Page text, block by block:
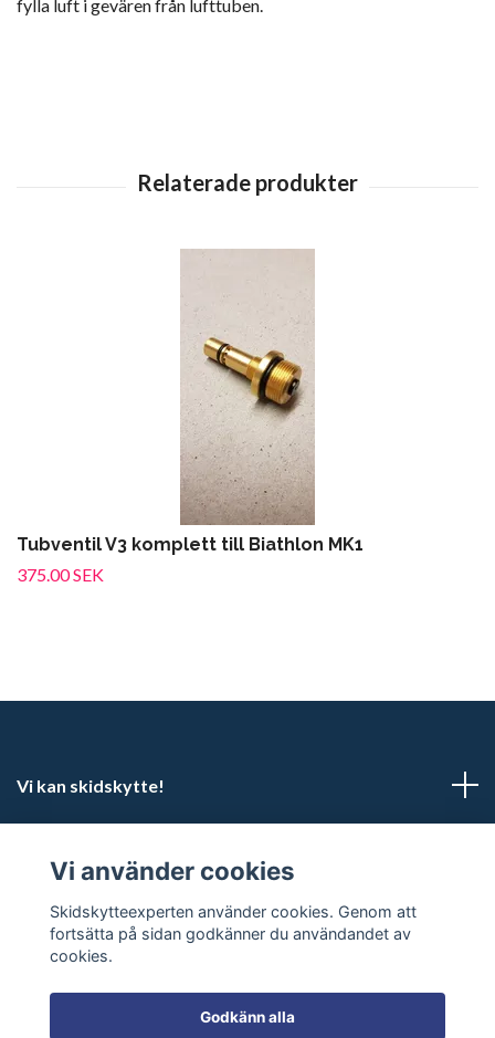
fylla luft i gevären från lufttuben.
Tubventil V3 komplett till Biathlon MK1
375.00 SEK
Vi kan skidskytte!
Sociala medier
Vi använder cookies
Skidskytteexperten använder cookies. Genom att
fortsätta på sidan godkänner du användandet av
cookies.
Godkänn alla